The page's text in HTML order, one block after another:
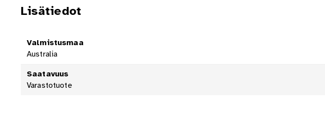
Lisätiedot
Valmistusmaa
Australia
Saatavuus
Varastotuote